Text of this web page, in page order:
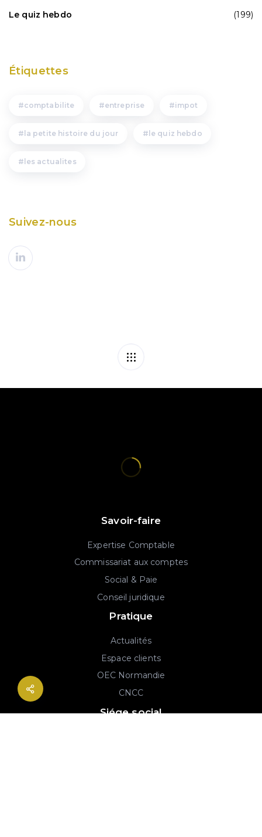
Le quiz hebdo
(199)
Étiquettes
comptabilite entreprise impot
la petite histoire du jour le quiz hebdo
les actualites
Suivez-nous
Savoir-faire
Expertise Comptable
Commissariat aux comptes
Social & Paie
Conseil juridique
Pratique
Actualités
Espace clients
OEC Normandie
CNCC
Siége social